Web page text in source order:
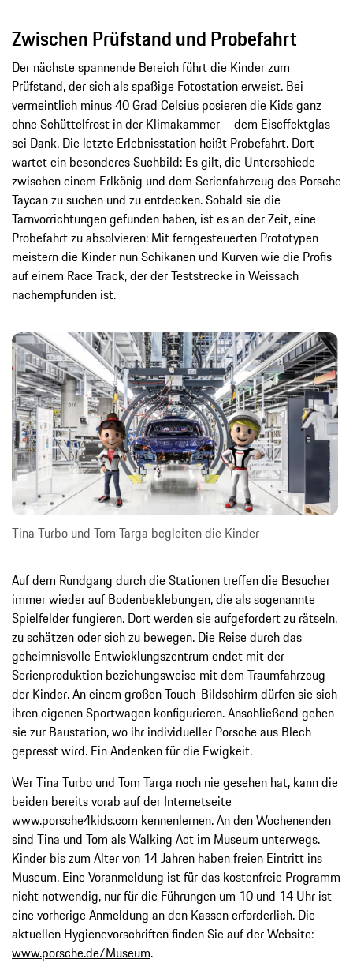
Zwischen Prüfstand und Probefahrt
Der nächste spannende Bereich führt die Kinder zum
Prüfstand, der sich als spaßige Fotostation erweist. Bei
vermeintlich minus 40 Grad Celsius posieren die Kids ganz
ohne Schüttelfrost in der Klimakammer – dem Eiseffektglas
sei Dank. Die letzte Erlebnisstation heißt Probefahrt. Dort
wartet ein besonderes Suchbild: Es gilt, die Unterschiede
zwischen einem Erlkönig und dem Serienfahrzeug des Porsche
Taycan zu suchen und zu entdecken. Sobald sie die
Tarnvorrichtungen gefunden haben, ist es an der Zeit, eine
Probefahrt zu absolvieren: Mit ferngesteuerten Prototypen
meistern die Kinder nun Schikanen und Kurven wie die Profis
auf einem Race Track, der der Teststrecke in Weissach
nachempfunden ist.
Tina Turbo und Tom Targa begleiten die Kinder
Auf dem Rundgang durch die Stationen treffen die Besucher
immer wieder auf Bodenbeklebungen, die als sogenannte
Spielfelder fungieren. Dort werden sie aufgefordert zu rätseln,
zu schätzen oder sich zu bewegen. Die Reise durch das
geheimnisvolle Entwicklungszentrum endet mit der
Serienproduktion beziehungsweise mit dem Traumfahrzeug
der Kinder. An einem großen Touch-Bildschirm dürfen sie sich
ihren eigenen Sportwagen konfigurieren. Anschließend gehen
sie zur Baustation, wo ihr individueller Porsche aus Blech
gepresst wird. Ein Andenken für die Ewigkeit.
Wer Tina Turbo und Tom Targa noch nie gesehen hat, kann die
beiden bereits vorab auf der Internetseite
www.porsche4kids.com kennenlernen. An den Wochenenden
sind Tina und Tom als Walking Act im Museum unterwegs.
Kinder bis zum Alter von 14 Jahren haben freien Eintritt ins
Museum. Eine Voranmeldung ist für das kostenfreie Programm
nicht notwendig, nur für die Führungen um 10 und 14 Uhr ist
eine vorherige Anmeldung an den Kassen erforderlich. Die
aktuellen Hygienevorschriften finden Sie auf der Website:
www.porsche.de/Museum.